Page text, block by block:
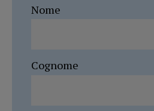
Nome
Cognome